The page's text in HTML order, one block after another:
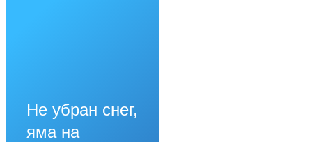
Не убран снег,
яма на